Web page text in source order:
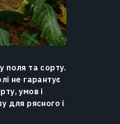
поля та сорту.
не гарантує
умов і
для рясного і